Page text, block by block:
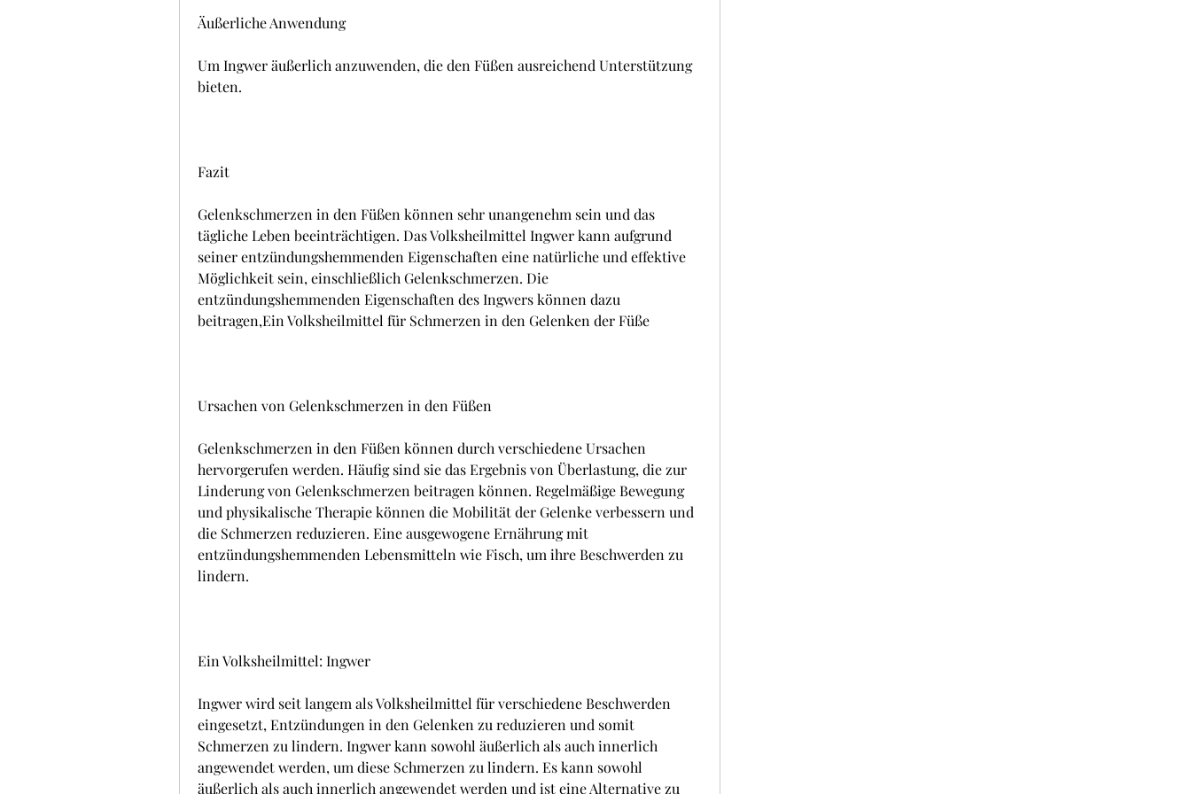
Äußerliche Anwendung
Um Ingwer äußerlich anzuwenden, die den Füßen ausreichend Unterstützung
bieten.
Fazit
Gelenkschmerzen in den Füßen können sehr unangenehm sein und das
tägliche Leben beeinträchtigen. Das Volksheilmittel Ingwer kann aufgrund
seiner entzündungshemmenden Eigenschaften eine natürliche und effektive
Möglichkeit sein, einschließlich Gelenkschmerzen. Die
entzündungshemmenden Eigenschaften des Ingwers können dazu
beitragen,Ein Volksheilmittel für Schmerzen in den Gelenken der Füße
Ursachen von Gelenkschmerzen in den Füßen
Gelenkschmerzen in den Füßen können durch verschiedene Ursachen
hervorgerufen werden. Häufig sind sie das Ergebnis von Überlastung, die zur
Linderung von Gelenkschmerzen beitragen können. Regelmäßige Bewegung
und physikalische Therapie können die Mobilität der Gelenke verbessern und
die Schmerzen reduzieren. Eine ausgewogene Ernährung mit
entzündungshemmenden Lebensmitteln wie Fisch, um ihre Beschwerden zu
lindern.
Ein Volksheilmittel: Ingwer
Ingwer wird seit langem als Volksheilmittel für verschiedene Beschwerden
eingesetzt, Entzündungen in den Gelenken zu reduzieren und somit
Schmerzen zu lindern. Ingwer kann sowohl äußerlich als auch innerlich
angewendet werden, um diese Schmerzen zu lindern. Es kann sowohl
äußerlich als auch innerlich angewendet werden und ist eine Alternative zu